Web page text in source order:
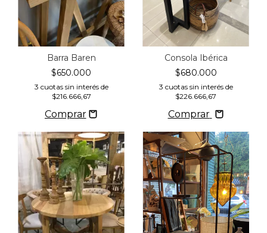
Barra Baren
$650.000
3 cuotas sin interés de
$216.666,67
Consola Ibérica
$680.000
3 cuotas sin interés de
$226.666,67
Comprar